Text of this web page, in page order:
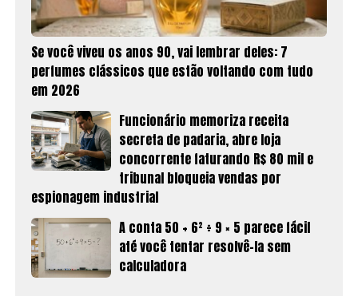
Se você viveu os anos 90, vai lembrar deles: 7
perfumes clássicos que estão voltando com tudo
em 2026
Funcionário memoriza receita
secreta de padaria, abre loja
concorrente faturando R$ 80 mil e
tribunal bloqueia vendas por
espionagem industrial
A conta 50 + 6² ÷ 9 × 5 parece fácil
até você tentar resolvê-la sem
calculadora